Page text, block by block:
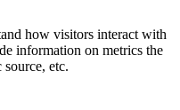
how visitors interact with
information on metrics the
etc.